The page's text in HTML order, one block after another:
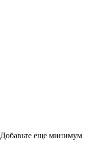
Добавьте еще минимум